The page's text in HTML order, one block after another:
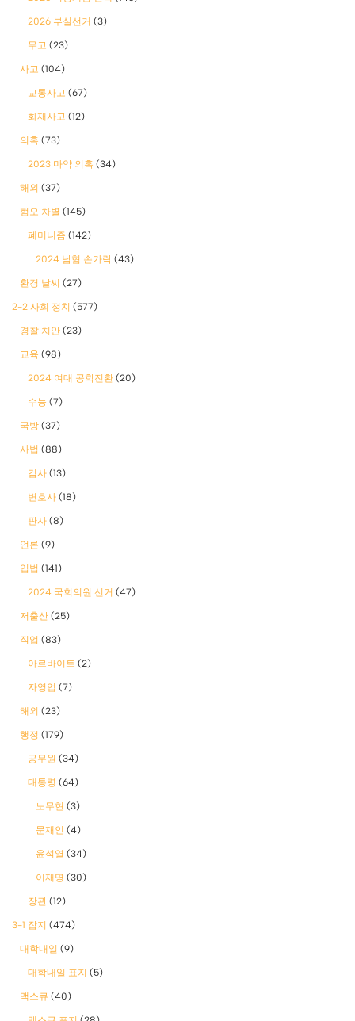
2026 부실선거 (3)
무고 (23)
사고 (104)
교통사고 (67)
화재사고 (12)
의혹 (73)
2023 마약 의혹 (34)
해외 (37)
혐오 차별 (145)
폐미니즘 (142)
2024 남혐 손가락 (43)
환경 날씨 (27)
2-2 사회 정치 (577)
경찰 치안 (23)
교육 (98)
2024 여대 공학전환 (20)
수능 (7)
국방 (37)
사법 (88)
검사 (13)
변호사 (18)
판사 (8)
언론 (9)
입법 (141)
2024 국회의원 선거 (47)
저출산 (25)
직업 (83)
아르바이트 (2)
자영업 (7)
해외 (23)
행정 (179)
공무원 (34)
대통령 (64)
노무현 (3)
문재인 (4)
윤석열 (34)
이재명 (30)
장관 (12)
3-1 잡지 (474)
대학내일 (9)
대학내일 표지 (5)
맥스큐 (40)